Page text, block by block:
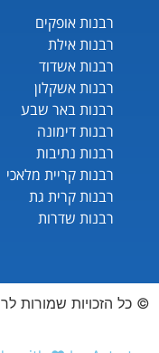
רבנות אופקים
רבנות אילת
רבנות אשדוד
רבנות אשקלון
רבנות באר שבע
רבנות דימונה
רבנות נתיבות
רבנות קריית מלאכי
רבנות קרית גת
רבנות שדרות
© כל הזכויות שמורות